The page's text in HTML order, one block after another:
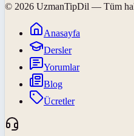
© 2026 UzmanTipDil — Tüm
Anasayfa
Dersler
Yorumlar
Blog
Ücretler